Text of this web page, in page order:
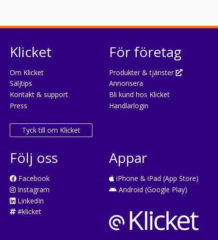
Klicket
Om Klicket
Säljtips
Kontakt & support
Press
Tyck till om Klicket
För företag
Produkter & tjänster
Annonsera
Bli kund hos Klicket
Handlarlogin
Följ oss
Facebook
Instagram
LinkedIn
#klicket
Appar
iPhone & iPad (App Store)
Android (Google Play)